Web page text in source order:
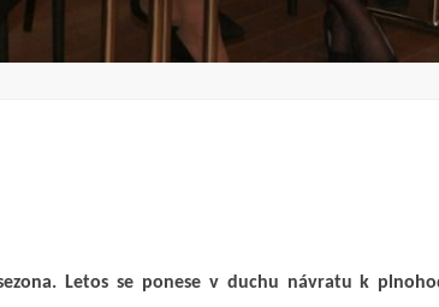
Letos se ponese v duchu návratu k